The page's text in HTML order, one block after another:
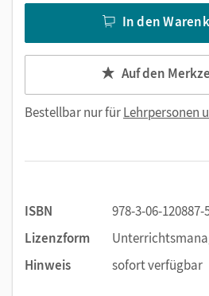
In den
Auf den
Bestellbar nur fürLehrpersonen
ISBN
978-3-06-120887-
Lizenzform
Hinweis
sofort verfügbar